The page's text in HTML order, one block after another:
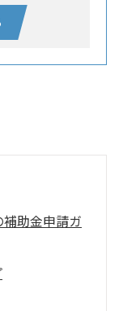
助金申請ガ